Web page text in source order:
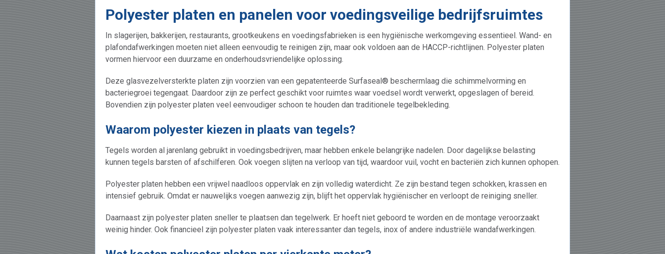
Polyester platen en panelen voor voedingsveilige bedrijfsruimtes
In slagerijen, bakkerijen, restaurants, grootkeukens en voedingsfabrieken is een hygiënische werkomgeving essentieel. Wand- en
plafondafwerkingen moeten niet alleen eenvoudig te reinigen zijn, maar ook voldoen aan de HACCP-richtlijnen. Polyester platen
vormen hiervoor een duurzame en onderhoudsvriendelijke oplossing.
Deze glasvezelversterkte platen zijn voorzien van een gepatenteerde Surfaseal® beschermlaag die schimmelvorming en
bacteriegroei tegengaat. Daardoor zijn ze perfect geschikt voor ruimtes waar voedsel wordt verwerkt, opgeslagen of bereid.
Bovendien zijn polyester platen veel eenvoudiger schoon te houden dan traditionele tegelbekleding.
Waarom polyester kiezen in plaats van tegels?
Tegels worden al jarenlang gebruikt in voedingsbedrijven, maar hebben enkele belangrijke nadelen. Door dagelijkse belasting
kunnen tegels barsten of afschilferen. Ook voegen slijten na verloop van tijd, waardoor vuil, vocht en bacteriën zich kunnen ophopen.
Polyester platen hebben een vrijwel naadloos oppervlak en zijn volledig waterdicht. Ze zijn bestand tegen schokken, krassen en
intensief gebruik. Omdat er nauwelijks voegen aanwezig zijn, blijft het oppervlak hygiënischer en verloopt de reiniging sneller.
Daarnaast zijn polyester platen sneller te plaatsen dan tegelwerk. Er hoeft niet geboord te worden en de montage veroorzaakt
weinig hinder. Ook financieel zijn polyester platen vaak interessanter dan tegels, inox of andere industriële wandafwerkingen.